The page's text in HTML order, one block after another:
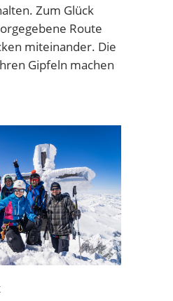
Zum Glück
Route
miteinander. Die
Gipfeln machen